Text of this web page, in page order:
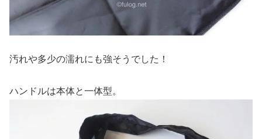
汚れや多少の濡れにも強そうでした！
ハンドルは本体と一体型。